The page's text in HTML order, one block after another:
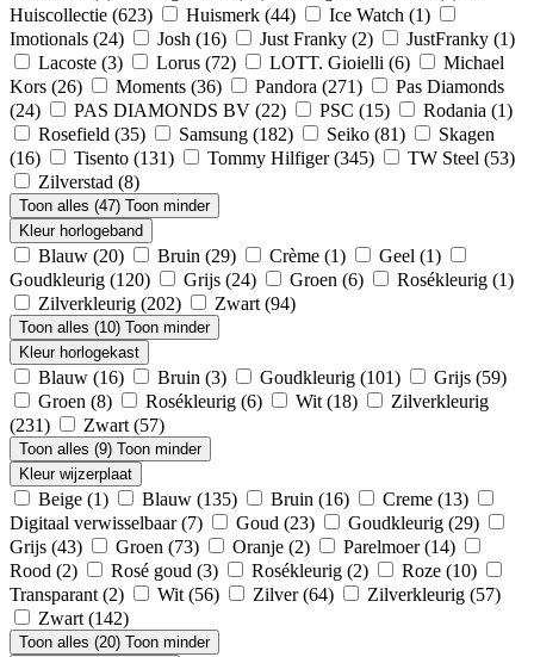
Huiscollectie (623) Huismerk (44) Ice Watch (1)
Imotionals (24) Josh (16) Just Franky (2) JustFranky (1)
Lacoste (3) Lorus (72) LOTT. Gioielli (6)
Michael
Kors (26) Moments (36) Pandora (271)
Pas Diamonds
(24)
PAS DIAMONDS BV (22) PSC (15) Rodania (1)
Rosefield (35) Samsung (182) Seiko (81)
Skagen
(16)
Tisento (131) Tommy Hilfiger(345) TW Steel (53)
Zilverstad (8)
Toon alles (47) Toon minder
Kleur horlogeband
Blauw (20) Bruin (29) Crème (1) Geel (1)
Goudkleurig (120) Grijs (24) Groen (6) Rosékleurig (1)
Zilverkleurig (202) Zwart (94)
Toon alles (10) Toon minder
Kleur horlogekast
Blauw (16) Bruin (3) Goudkleurig (101) Grijs (59)
Groen (8) Rosékleurig (6) Wit (18)
Zilverkleurig
(231)
Zwart (57)
Toon alles (9) Toon minder
Kleur wijzerplaat
Beige (1) Blauw (135) Bruin (16) Creme (13)
Digitaal verwisselbaar(7) Goud (23) Goudkleurig (29)
Grijs (43) Groen (73) Oranje (2) Parelmoer(14)
Rood (2) Rosé goud (3) Rosékleurig (2) Roze (10)
Transparant (2) Wit (56) Zilver(64) Zilverkleurig (57)
Zwart (142)
Toon alles (20) Toon minder